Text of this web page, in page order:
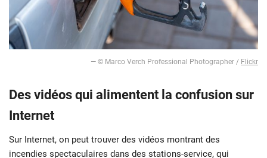
— © Marco Verch Professional Photographer / Flickr
Des vidéos qui alimentent la confusion sur
Internet
Sur Internet, on peut trouver des vidéos montrant des
incendies spectaculaires dans des stations-service, qui